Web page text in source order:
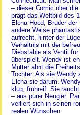
– dieser Comic über
prägt das Weltbild des
Elena Hood, Bruder
andere Weise
aufrecht, hinter der
Verhältnis mit der
Diebstähle als Ventil
überspielt. Wendy ist
Mutter ahnt die
Tochter. Als sie Wendy
Elena sie darum.
klug, frühreif. Sie
– aus purer Neugier.
verliert sich in seinen
realen Wünschen.